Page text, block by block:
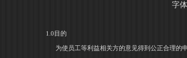
字
1.0 目的
为使员工等利益相关方的意见得到公正合理的